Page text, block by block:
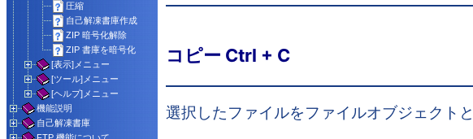
圧縮
自己解凍書庫作成
ZIP 暗号化解除
ZIP 書庫を暗号化
[表示]メニュー
[ツール]メニュー
[ヘルプ]メニュー
機能説明
自己解凍書庫
コピー Ctrl + C
選択したファイルをファイルオブジェクト